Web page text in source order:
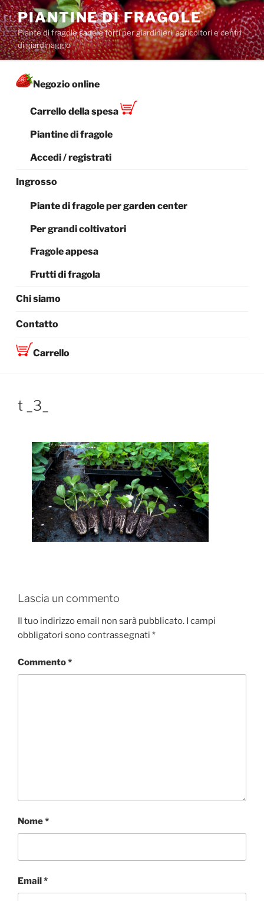
Salta
al
contenuto
PIANTINE DI FRAGOLE
Piante di fragole sane e forti per giardinieri, agricoltori e centri
di giardinaggio
Negozio online
Carrello della spesa
Piantine di fragole
Accedi / registrati
Ingrosso
Piante di fragole per garden center
Per grandi coltivatori
Fragole appesa
Frutti di fragola
Chi siamo
Contatto
Carrello
t _3_
Lascia un commento
Il tuo indirizzo email non sarà pubblicato. I campi
obbligatori sono contrassegnati *
Commento*
Nome*
Email*